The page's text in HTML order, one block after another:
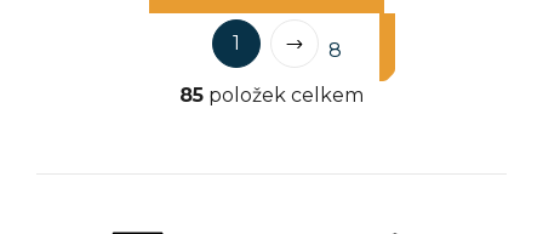
O
v
l
S
t
r
á
o
1
8
85 položek celkem